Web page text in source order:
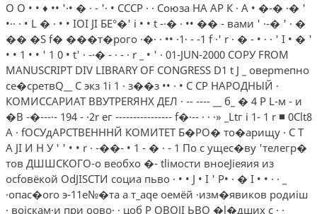
О О • • ♦ •• '·• � · - '· • СССР · · Союза НА АР К · А • �-� ·� '
•·· · • L � · • • IOI JI БE°�' i • • t -·� · •• �� - вами ' ·-� ' · �
�� �S f� ���т�рого ·�· · •• ·1· - -1 f ·' r · � - • · · ' I • � '
• • 1 • • ' 1 0 • t' · -·� - · - · r _ • ' · 01-JUN-2000 СОРУ FROM
MANUSCRIPT DIV LIBRARY OF CONGRESS D1 t J _ оверmепно
се�сретвQ__ С экз 1i 1 · з��з •• · • С СР НАРОДНЫЙ ·
КОМИССАРИАТ ВВУТРЕRЯНХ ДЕЛ · -- ---- __ б_ � 4 Р L-м - и
�В -�---·- 194 - ·2r ег ---------------- f�·-- · · ·» _Ltг i 1- 1 r ■ 0Clt8
А · fОСУдАРСТВЕНННЙ КОМИТЕТ Б�РО� то�арищу · С Т
А JI И Н У ' ' • • r · -��- • 1 - � · - 1 По с ущес�ву 'телегр�
тов ДШШСКОГО-о веобхо­ �- tliмости вноеJiеяия из
осfовёкой OdJISCTИ социа пьво · • • J • I ' Р• · � I • • · · _
·опас�оrо э-11е№�та а т_аqе оемёй ·изм�явиков родиiш
· воiскам·и при оово· · цоб Р ОВОJI ЬВО �l�дших с · ·